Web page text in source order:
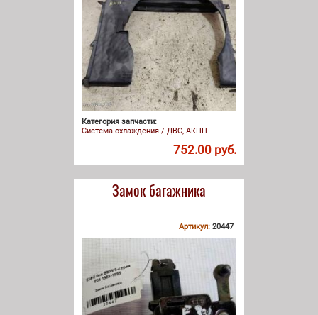
Категория запчасти:
Система охлаждения / ДВС, АКПП
752.00 руб.
Замок багажника
Артикул: 20447